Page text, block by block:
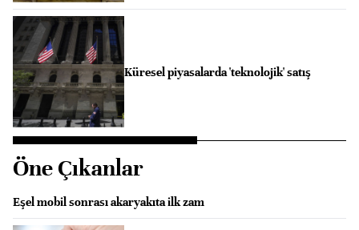
Küresel piyasalarda 'teknolojik' satış
Öne Çıkanlar
Eşel mobil sonrası akaryakıta ilk zam